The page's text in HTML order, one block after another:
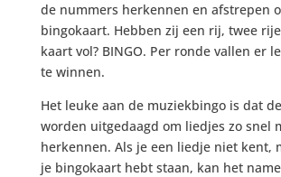
de nummers herkennen en afstrepen
bingokaart. Hebben zij een rij, twee
kaart vol? BINGO. Per ronde vallen er
te winnen.
Het leuke aan de muziekbingo is dat
worden uitgedaagd om liedjes zo snel
herkennen. Als je een liedje niet kent,
je bingokaart hebt staan, kan het